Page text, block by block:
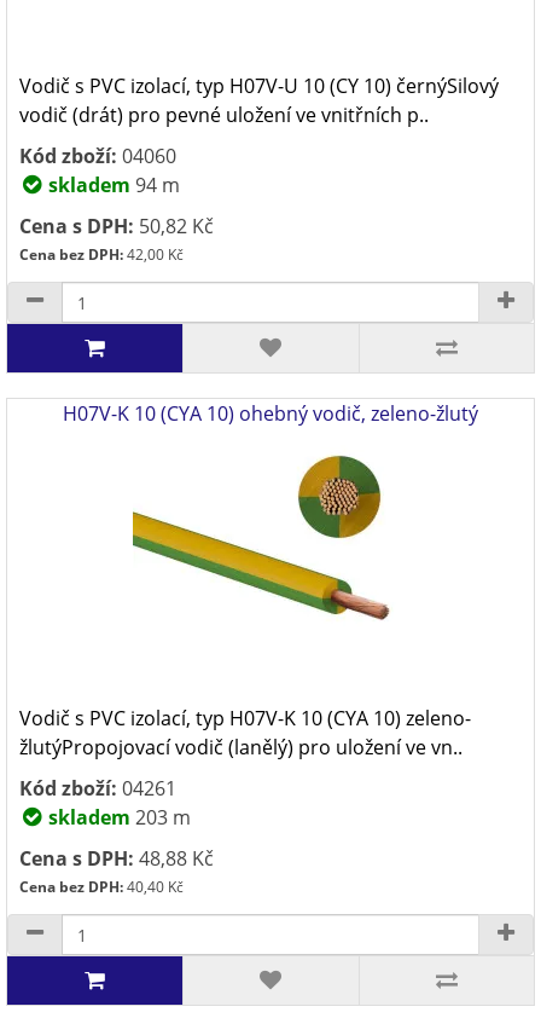
Vodič s PVC izolací, typ H07V-U 10 (CY 10) černýSilový
vodič (drát) pro pevné uložení ve vnitřních p..
Kód zboží: 04060
skladem 94 m
Cena s DPH: 50,82 Kč
Cena bez DPH:42,00 Kč
H07V-K 10 (CYA 10) ohebný vodič, zeleno-žlutý
Vodič s PVC izolací, typ H07V-K 10 (CYA 10) zeleno-
žlutýPropojovací vodič (lanělý) pro uložení ve vn..
Kód zboží: 04261
skladem 203 m
Cena s DPH: 48,88 Kč
Cena bez DPH:40,40 Kč